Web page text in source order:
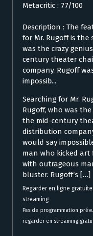
Metacritic : 77/100
Description : The
for Mr. Rugoff is the
was the crazy
century theater
company. Rugoff
impossib...
Searching for Mr.
Rugoff, who was
the mid-century
distribution
would say
man who kicked
with outrageous
bluster. Rugoff’s […]
Regarder en ligne
streaming
Pas de programmation
regarder en streaming